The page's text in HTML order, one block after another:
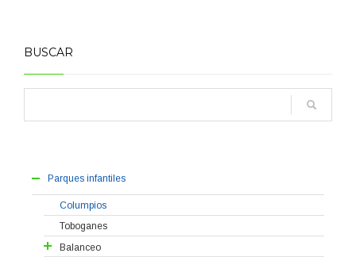
BUSCAR
Parques infantiles
Columpios
Toboganes
Balanceo